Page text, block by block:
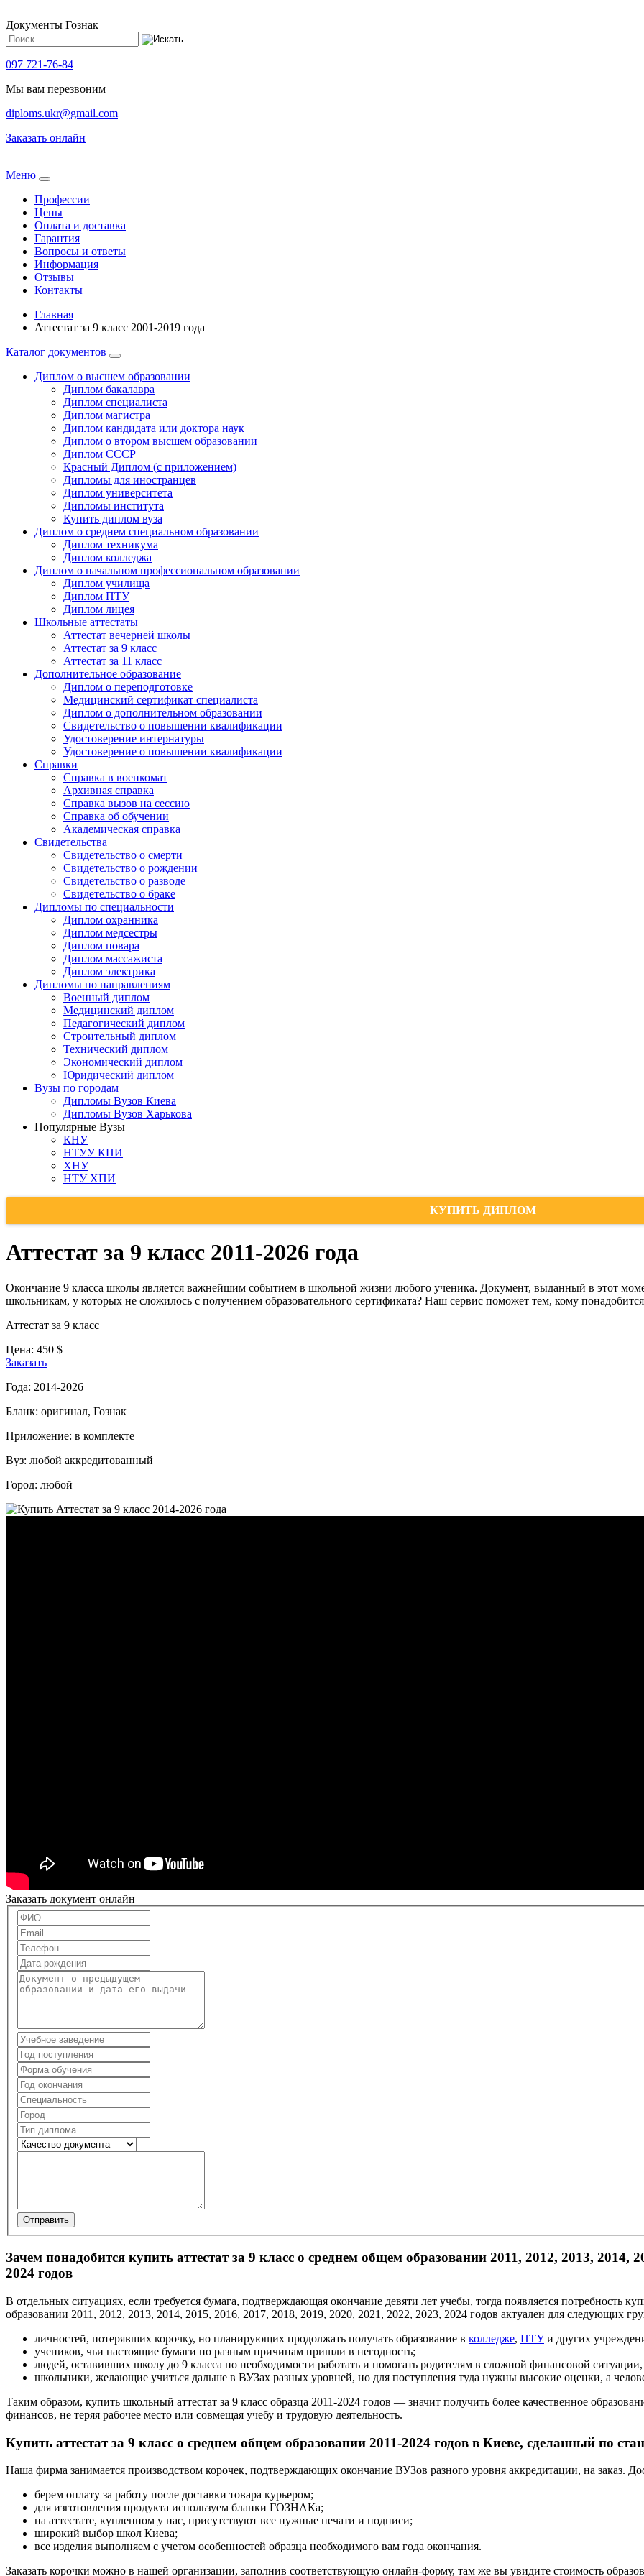
Документы Гознак
097 721-76-84
Мы вам перезвоним
diploms.ukr@gmail.com
Заказать онлайн
Meню
Профессии
Цены
Оплата и доставка
Гарантия
Вопросы и ответы
Информация
Отзывы
Контакты
Главная
Аттестат за 9 класс 2001-2019 года
Каталог документов
Диплом о высшем образовании
Диплом бакалавра
Диплом специалиста
Диплом магистра
Диплом кандидата или доктора наук
Диплом о втором высшем образовании
Диплом СССР
Красный Диплом (с приложением)
Дипломы для иностранцев
Диплом университета
Дипломы института
Купить диплом вуза
Диплом о среднем специальном образовании
Диплом техникума
Диплом колледжа
Диплом о начальном профессиональном oбразовании
Диплом училища
Диплом ПТУ
Диплом лицея
Школьные аттестаты
Аттестат вечерней школы
Аттестат за 9 класс
Аттестат за 11 класс
Дополнительное образование
Диплом о переподготовке
Медицинский сертификат специалиста
Диплом о дополнительном образовании
Свидетельство о повышении квалификации
Удостоверение интернатуры
Удостоверение о повышении квалификации
Справки
Справка в военкомат
Архивная справка
Справка вызов на сессию
Справка об обучении
Академическая справка
Свидетельства
Свидетельство о смерти
Свидетельство о рождении
Свидетельство о разводе
Свидетельство о браке
Дипломы по специальности
Диплом охранника
Диплом медсестры
Диплом повара
Диплом массажиста
Диплом электрика
Дипломы по направлениям
Военный диплом
Медицинский диплом
Педагогический диплом
Строительный диплом
Технический диплом
Экономический диплом
Юридический диплом
Вузы по городам
Дипломы Вузов Киева
Дипломы Вузов Харькова
Популярные Вузы
КНУ
НТУУ КПИ
ХНУ
НТУ ХПИ
КУПИТЬ ДИПЛОМ
Аттестат за 9 класс 2011-2026 года
Окончание 9 класса школы является важнейшим событием в школьной жизни любого ученика. Документ, выданный в этот
школьникам, у которых не сложилось с получением образовательного сертификата? Наш сервис поможет тем, кому
Аттестат за 9 класс
Цена: 450 $
Заказать
Года: 2014-2026
Бланк: оригинал, Гознак
Приложение: в комплекте
Вуз: любой аккредитованный
Город: любой
Заказать документ онлайн
Отправить
Зачем понадобится купить аттестат за 9 класс о среднем общем образовании 2011, 2012, 2013, 2014,
2024 годов
В отдельных ситуациях, если требуется бумага, подтверждающая окончание девяти лет учебы, тогда появляется потребность
образовании 2011, 2012, 2013, 2014, 2015, 2016, 2017, 2018, 2019, 2020, 2021, 2022, 2023, 2024 годов актуален для следующих
личностей, потерявших корочку, но планирующих продолжать получать образование в колледже, ПТУи других
учеников, чьи настоящие бумаги по разным причинам пришли в негодность;
людей, оставивших школу до 9 класса по необходимости работать и помогать родителям в сложной финансовой ситуации,
школьники, желающие учиться дальше в ВУЗах разных уровней, но для поступления туда нужны высокие оценки, а
Таким образом, купить школьный аттестат за 9 класс образца 2011-2024 годов — значит получить более качественное
финансов, не теряя рабочее место или совмещая учебу и трудовую деятельность.
Купить аттестат за 9 класс о среднем общем образовании 2011-2024 годов в Киеве, сделанный по
Наша фирма занимается производством корочек, подтверждающих окончание ВУЗов разного уровня аккредитации, на заказ.
берем оплату за работу после доставки товара курьером;
для изготовления продукта используем бланки ГОЗНАКа;
на аттестате, купленном у нас, присутствуют все нужные печати и подписи;
широкий выбор школ Киева;
все изделия выполняем с учетом особенностей образца необходимого вам года окончания.
Заказать корочки можно в нашей организации, заполнив соответствующую онлайн-форму, там же вы увидите стоимость